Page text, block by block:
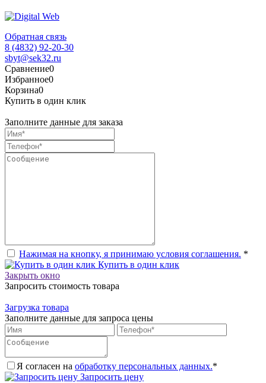
Обратная связь
8 (4832) 92-20-30
sbyt@sek32.ru
Сравнение0
Избранное0
Корзина0
Купить в один клик
Заполните данные для заказа
Нажимая на кнопку, я принимаю условия соглашения. *
Купить в один клик
Закрыть окно
Запросить стоимость товара
Загрузка товара
Заполните данные для запроса цены
Я согласен на обработку персональных данных.*
Запросить цену